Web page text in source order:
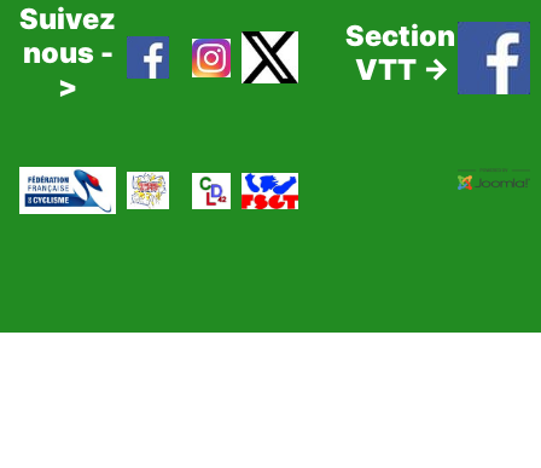
Suivez
nous -
>
Section
VTT ->